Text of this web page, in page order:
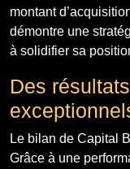
montant
démontre une
à solidifier sa
Des
Le bilan de Capital
Grâce à une